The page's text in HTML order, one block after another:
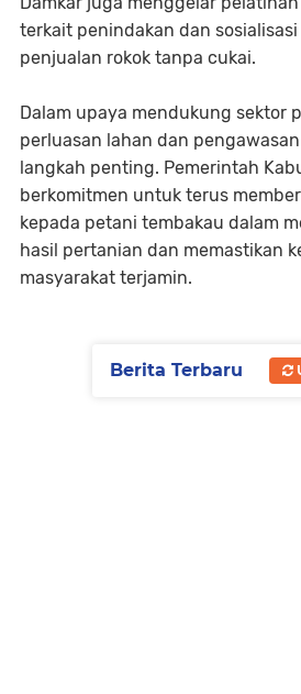
terkait penindakan dan
penjualan rokok tanpa cukai.
Dalam upaya mendukung sektor
perluasan lahan dan
langkah penting. Pemerintah
berkomitmen untuk terus
kepada petani tembakau dalam
hasil pertanian dan memastikan
masyarakat terjamin.
Berita Terbaru